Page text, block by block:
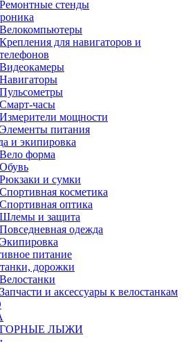
Ремонтные стенды
Велокомпьютеры
Крепления для навигаторов и
телефонов
Видеокамеры
Навигаторы
Пульсометры
Смарт-часы
Измерители мощности
Элементы питания
и экипировка
Вело форма
Обувь
Рюкзаки и сумки
Спортивная косметика
Спортивная оптика
Шлемы и защита
Повседневная одежда
Экипировка
питание
дорожки
Велостанки
Запчасти и аксессуары к велостанкам
ГОРНЫЕ ЛЫЖИ